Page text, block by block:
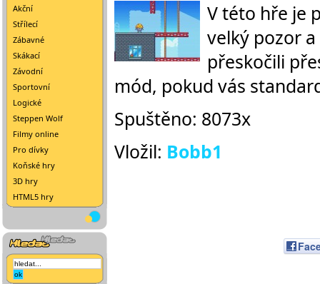
Akční
Střílecí
Zábavné
Skákací
Závodní
Sportovní
Logické
Steppen Wolf
Filmy online
Pro dívky
Koňské hry
3D hry
HTML5 hry
V této hře je
velký pozor
přeskočili
mód, pokud vás
Spuštěno: 8073x
Vložil: Bobb1